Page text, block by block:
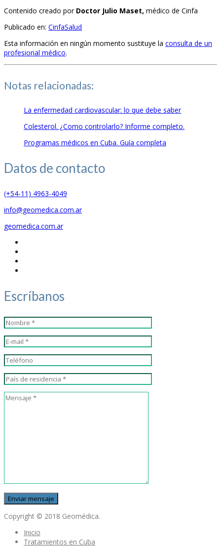
Contenido creado por Doctor Julio Maset, médico de Cinfa
Publicado en: CinfaSalud
Esta información en ningún momento sustituye la consulta de un
profesional médico.
Notas relacionadas:
La enfermedad cardiovascular: lo que debe saber
Colesterol. ¿Como controlarlo? Informe completo.
Programas médicos en Cuba. Guía completa
Datos de contacto
(+54-11) 4963-4049
info@geomedica.com.ar
geomedica.com.ar
Escríbanos
Copyright © 2018 Geomédica.
Inicio
Tratamientos en Cuba